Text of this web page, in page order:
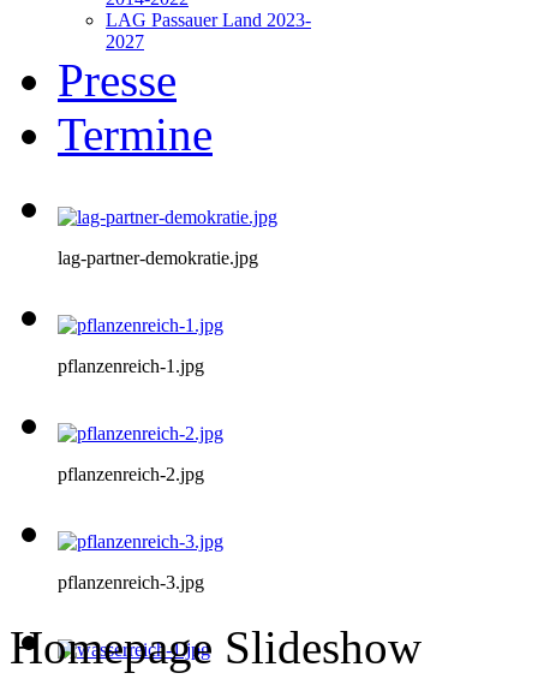
LAG Passauer Land 2023-
2027
Presse
Termine
lag-partner-demokratie.jpg
pflanzenreich-1.jpg
pflanzenreich-2.jpg
pflanzenreich-3.jpg
Homepage Slideshow